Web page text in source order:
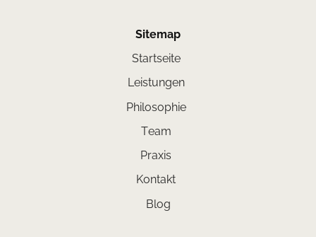
Sitemap
Startseite
Leistungen
Philosophie
Team
Praxis
Kontakt
Blog